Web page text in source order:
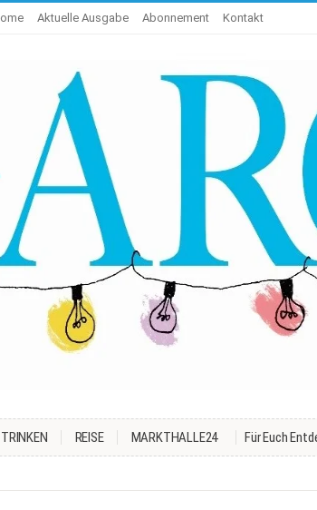
Aktuelle Ausgabe Abonnement Kontakt
TRINKEN REISE MARKTHALLE24 Für Euch